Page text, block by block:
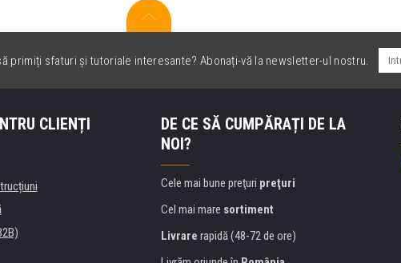
primiți sfaturi și tutoriale interesante? Abonați-vă la newsletter-ul nostru.
CLIENȚI
DE CE SĂ CUMPĂRAȚI DE LA
NOI?
Cele mai bune preţuri preţuri
Cel mai mare sortiment
Livrare rapidă (48-72 de ore)